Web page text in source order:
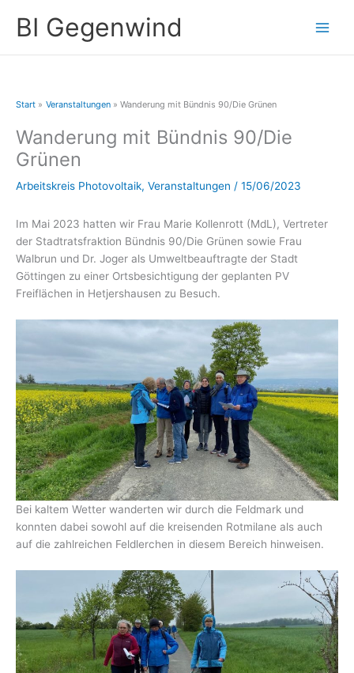
InhaltBI Gegenwind
Start Veranstaltungen Wanderung mit Bündnis 90/Die Grünen
Wanderung mit Bündnis 90/Die
Grünen
Arbeitskreis Photovoltaik, Veranstaltungen / 15/06/2023
Im Mai 2023 hatten wir Frau Marie Kollenrott (MdL), Vertreter
der Stadtratsfraktion Bündnis 90/Die Grünen sowie Frau
Walbrun und Dr. Joger als Umweltbeauftragte der Stadt
Göttingen zu einer Ortsbesichtigung der geplanten PV
Freiflächen in Hetjershausen zu Besuch.
Bei kaltem Wetter wanderten wir durch die Feldmark und
konnten dabei sowohl auf die kreisenden Rotmilane als auch
auf die zahlreichen Feldlerchen in diesem Bereich hinweisen.
c